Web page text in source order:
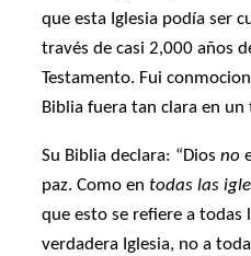
que esta Iglesia podía ser
través de casi 2,000 años
Testamento. Fui
Biblia fuera tan clara en
Su Biblia declara: “Diosno
paz. Como entodas las
que esto se refiere a todas
verdadera Iglesia, no a